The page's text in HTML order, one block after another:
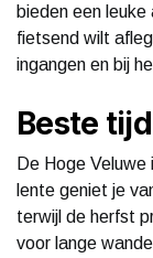
bieden een
fietsend wilt
ingangen en bij
Beste
De Hoge
lente geniet je
terwijl de herfst
voor lange